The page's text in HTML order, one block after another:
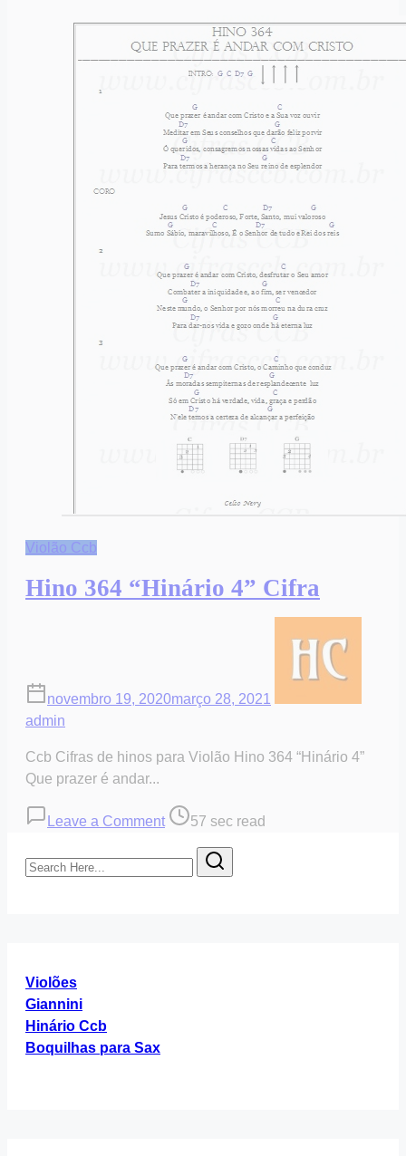
Violão Ccb
Hino 364 “Hinário 4” Cifra
novembro 19, 2020março 28, 2021
admin
Ccb Cifras de hinos para Violão Hino 364 “Hinário 4”
Que prazer é andar...
Leave a Comment on
364
“Hinário
Post
time
57 sec read
Search
Here...
Violões
Giannini
Hinário Ccb
Boquilhas para Sax